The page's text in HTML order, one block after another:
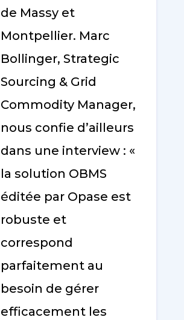
de Massy et
Montpellier. Marc
Bollinger, Strategic
Sourcing & Grid
Commodity Manager,
nous confie d’ailleurs
dans une interview : «
la solution OBMS
éditée par Opase est
robuste et
correspond
parfaitement au
besoin de gérer
efficacement les